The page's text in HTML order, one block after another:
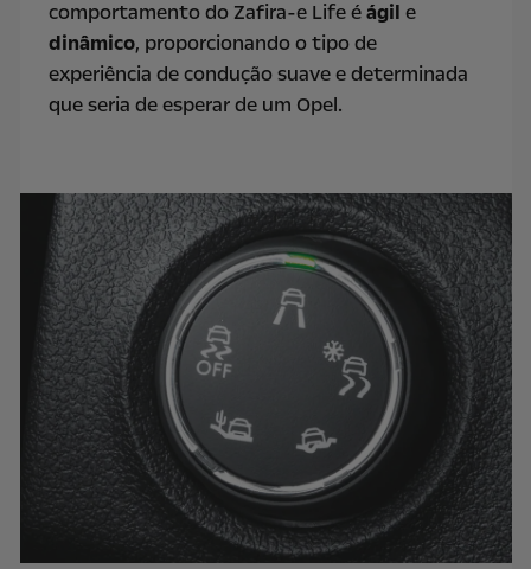
comportamento do Zafira-e Life éágil e
dinâmico, proporcionando o tipo de
experiência de condução suave e determinada
que seria de esperar de um Opel.